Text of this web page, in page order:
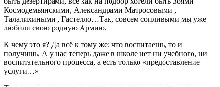
Космодемьянскими, Александрами Матросовыми ,
Талалихиными , Гастелло…Так, совсем сопливыми мы уже
любили свою родную Армию.
К чему это я? Да всё к тому же: что воспитаешь, то и
получишь. А у нас теперь даже в школе нет ни учебного, ни
воспитательного процесса, а есть только «предоставление
услуги…»